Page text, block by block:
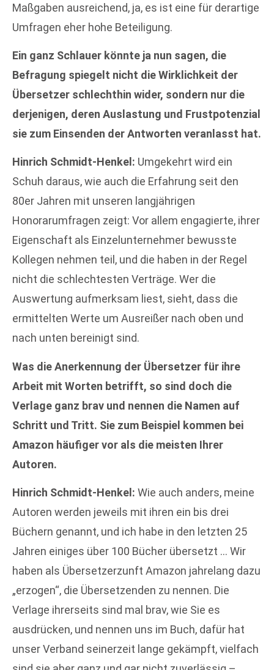
Maßgaben ausreichend, ja, es ist eine für derartige
Umfragen eher hohe Beteiligung.
Ein ganz Schlauer könnte ja nun sagen, die
Befragung spiegelt nicht die Wirklichkeit der
Übersetzer schlechthin wider, sondern nur die
derjenigen, deren Auslastung und Frustpotenzial
sie zum Einsenden der Antworten veranlasst hat.
Hinrich Schmidt-Henkel: Umgekehrt wird ein
Schuh daraus, wie auch die Erfahrung seit den
80er Jahren mit unseren langjährigen
Honorarumfragen zeigt: Vor allem engagierte, ihrer
Eigenschaft als Einzelunternehmer bewusste
Kollegen nehmen teil, und die haben in der Regel
nicht die schlechtesten Verträge. Wer die
Auswertung aufmerksam liest, sieht, dass die
ermittelten Werte um Ausreißer nach oben und
nach unten bereinigt sind.
Was die Anerkennung der Übersetzer für ihre
Arbeit mit Worten betrifft, so sind doch die
Verlage ganz brav und nennen die Namen auf
Schritt und Tritt. Sie zum Beispiel kommen bei
Amazon häufiger vor als die meisten Ihrer
Autoren.
Hinrich Schmidt-Henkel: Wie auch anders, meine
Autoren werden jeweils mit ihren ein bis drei
Büchern genannt, und ich habe in den letzten 25
Jahren einiges über 100 Bücher übersetzt … Wir
haben als Übersetzerzunft Amazon jahrelang dazu
„erzogen“, die Übersetzenden zu nennen. Die
Verlage ihrerseits sind mal brav, wie Sie es
ausdrücken, und nennen uns im Buch, dafür hat
unser Verband seinerzeit lange gekämpft, vielfach